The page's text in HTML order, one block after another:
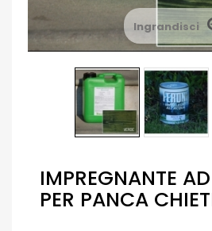
Ingrandisci
IMPREGNANTE
PER PANCA